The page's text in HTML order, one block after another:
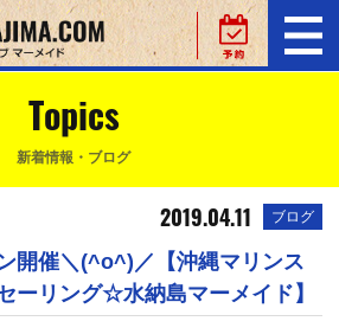
Topics
新着情報・ブログ
2019.04.11 ブログ
開催＼(^o^)／【沖縄マリンス
ーリング☆水納島マーメイド】